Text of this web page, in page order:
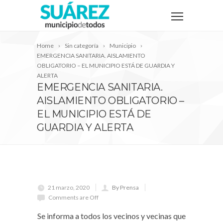
Home Sin categoría
Municipio
EMERGENCIA SANITARIA. AISLAMIENTO
OBLIGATORIO – EL MUNICIPIO ESTÁ DE GUARDIA Y
ALERTA
EMERGENCIA SANITARIA.
AISLAMIENTO OBLIGATORIO –
EL MUNICIPIO ESTÁ DE
GUARDIA Y ALERTA
21 marzo, 2020
By Prensa
Comments are Off
Se informa a todos los vecinos y vecinas que